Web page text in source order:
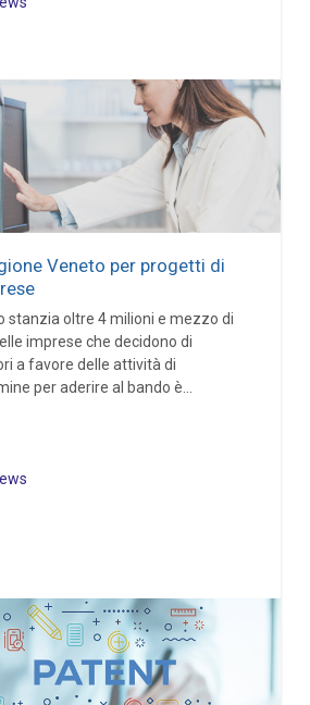
Veneto per progetti di
stanzia oltre 4 milioni e mezzo di
imprese che decidono di
a favore delle attività di
per aderire al bando è...